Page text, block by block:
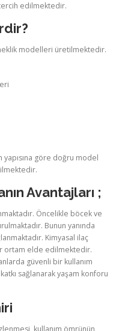
edilmektedir.
modelleri üretilmektedir.
yapısına göre doğru model
Avantajları ;
Öncelikle böcek ve
Bunun yanında
Kimyasal ilaç
bir ortam elde edilmektedir.
güvenli bir kullanım
sağlanarak yaşam konforu
kullanım ömrünün